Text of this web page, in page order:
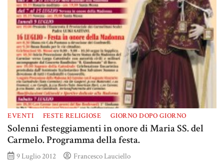
EVENTI FESTE RELIGIOSE GIORNO DOPO GIORNO
Solenni festeggiamenti in onore di Maria SS. del
Carmelo. Programma della festa.
9 Luglio 2012 Francesco Lauciello